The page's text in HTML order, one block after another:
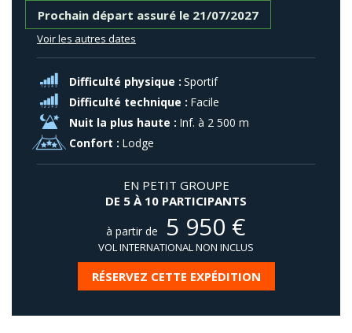
Prochain départ assuré le 21/07/2027
Voir les autres dates
Difficulté physique : Sportif
Difficulté technique : Facile
Nuit la plus haute : Inf. à 2 500 m
Confort : Lodge
EN PETIT GROUPE
DE 5 À 10 PARTICIPANTS
à partir de 5 950 €
VOL INTERNATIONAL NON INCLUS
RÉSERVEZ CETTE EXPÉDITION